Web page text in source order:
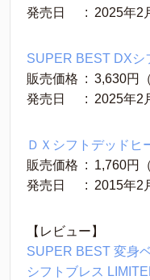
発売日　 ‏ : ‎ 2025
SUPER BEST DXシ
販売価格 ‏ : ‎ 3,630
発売日　 ‏ : ‎ 2025
ＤＸシフトデッドヒ
販売価格 ‏ : ‎ 1,760
発売日　 ‏ : ‎ 2015
【レビュー】
SUPER BEST 変身
シフトブレス